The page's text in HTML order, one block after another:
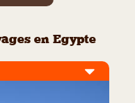
en Egypte